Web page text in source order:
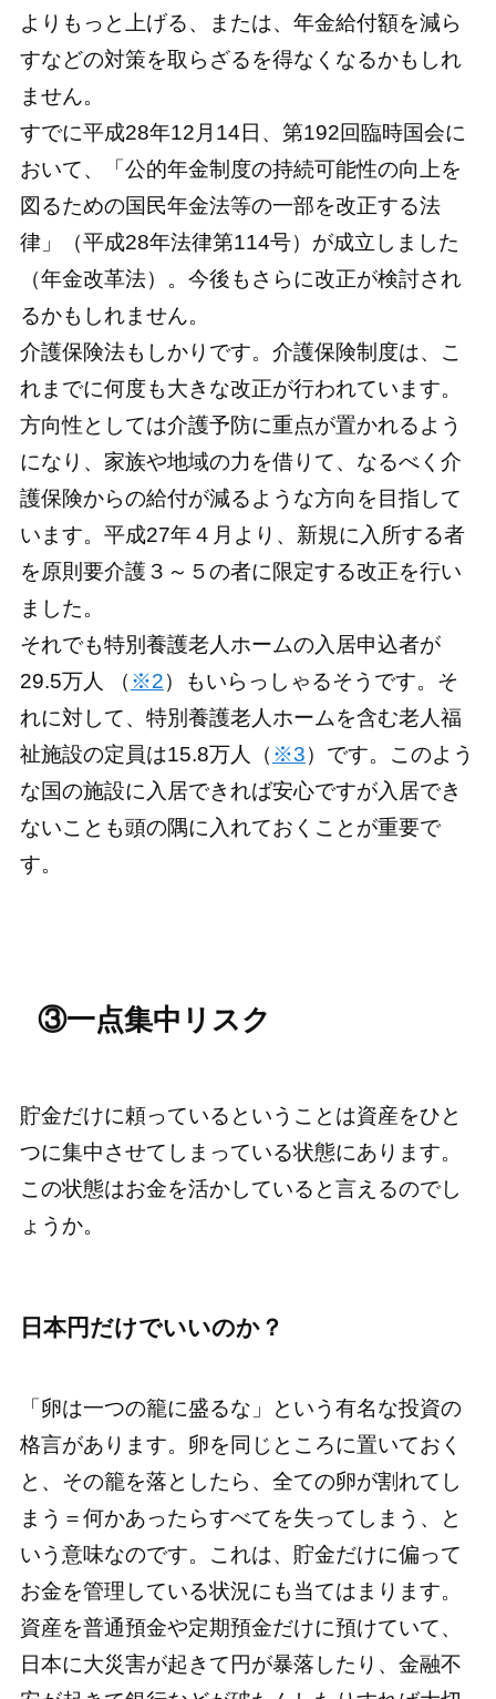
よりもっと上げる、または、年金給付額を減ら
すなどの対策を取らざるを得なくなるかもしれ
ません。
すでに平成28年12月14日、第192回臨時国会に
おいて、「公的年金制度の持続可能性の向上を
図るための国民年金法等の一部を改正する法
律」（平成28年法律第114号）が成立しました
（年金改革法）。今後もさらに改正が検討され
るかもしれません。
介護保険法もしかりです。介護保険制度は、こ
れまでに何度も大きな改正が行われています。
方向性としては介護予防に重点が置かれるよう
になり、家族や地域の力を借りて、なるべく介
護保険からの給付が減るような方向を目指して
います。平成27年４月より、新規に入所する者
を原則要介護３～５の者に限定する改正を行い
ました。
それでも特別養護老人ホームの入居申込者が
29.5万人 （ ※2）もいらっしゃるそうです。そ
れに対して、特別養護老人ホームを含む老人福
祉施設の定員は15.8万人（ ※3）です。このよう
な国の施設に入居できれば安心ですが入居でき
ないことも頭の隅に入れておくことが重要で
す。
③一点集中リスク
貯金だけに頼っているということは資産をひと
つに集中させてしまっている状態にあります。
この状態はお金を活かしていると言えるのでし
ょうか。
日本円だけでいいのか？
「卵は一つの籠に盛るな」という有名な投資の
格言があります。卵を同じところに置いておく
と、その籠を落としたら、全ての卵が割れてし
まう＝何かあったらすべてを失ってしまう、と
いう意味なのです。これは、貯金だけに偏って
お金を管理している状況にも当てはまります。
資産を普通預金や定期預金だけに預けていて、
日本に大災害が起きて円が暴落したり、金融不